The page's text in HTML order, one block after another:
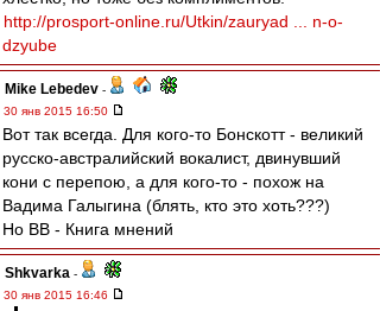
http://prosport-online.ru/Utkin/zauryad ... n-o-
dzyube
Mike Lebedev -
30 янв 2015 16:50
Вот так всегда. Для кого-то Бонскотт - великий
русско-австралийский вокалист, двинувший
кони с перепою, а для кого-то - похож на
Вадима Галыгина (блять, кто это хоть???)
Но ВВ - Книга мнений
Shkvarka -
30 янв 2015 16:46